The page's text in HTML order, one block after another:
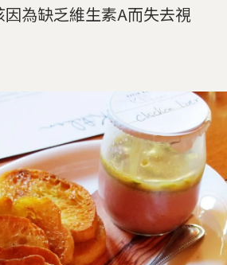
因為缺乏維生素A而失去視